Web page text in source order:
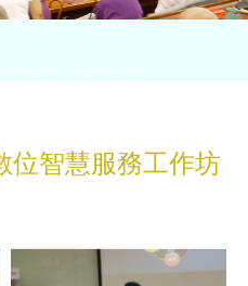
位智慧服務工作坊